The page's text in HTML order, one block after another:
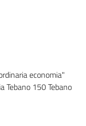
economia"
Tebano 150 Tebano